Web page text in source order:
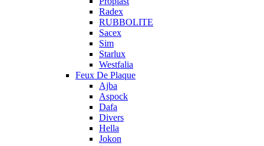
Radex
RUBBOLITE
Sacex
Sim
Starlux
Westfalia
Feux De Plaque
Ajba
Aspock
Dafa
Divers
Hella
Jokon